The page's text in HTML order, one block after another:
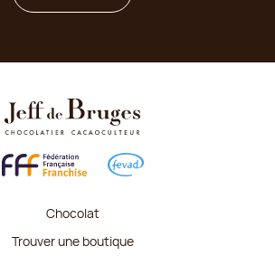
Chocolat
Trouver une boutique